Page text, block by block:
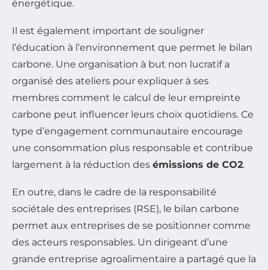
énergétique.
Il est également important de souligner
l’éducation à l’environnement que permet le bilan
carbone. Une organisation à but non lucratif a
organisé des ateliers pour expliquer à ses
membres comment le calcul de leur empreinte
carbone peut influencer leurs choix quotidiens. Ce
type d’engagement communautaire encourage
une consommation plus responsable et contribue
largement à la réduction des émissions de CO2.
En outre, dans le cadre de la responsabilité
sociétale des entreprises (RSE), le bilan carbone
permet aux entreprises de se positionner comme
des acteurs responsables. Un dirigeant d’une
grande entreprise agroalimentaire a partagé que la